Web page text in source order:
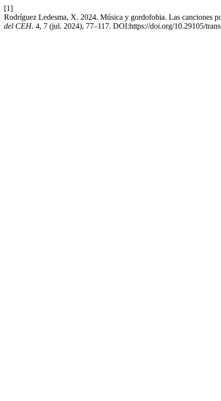
[1]
Rodríguez Ledesma, X. 2024. Música y gordofobia. Las canciones
del CEH. 4, 7 (jul. 2024), 77–117. DOI:https://doi.org/10.29105/